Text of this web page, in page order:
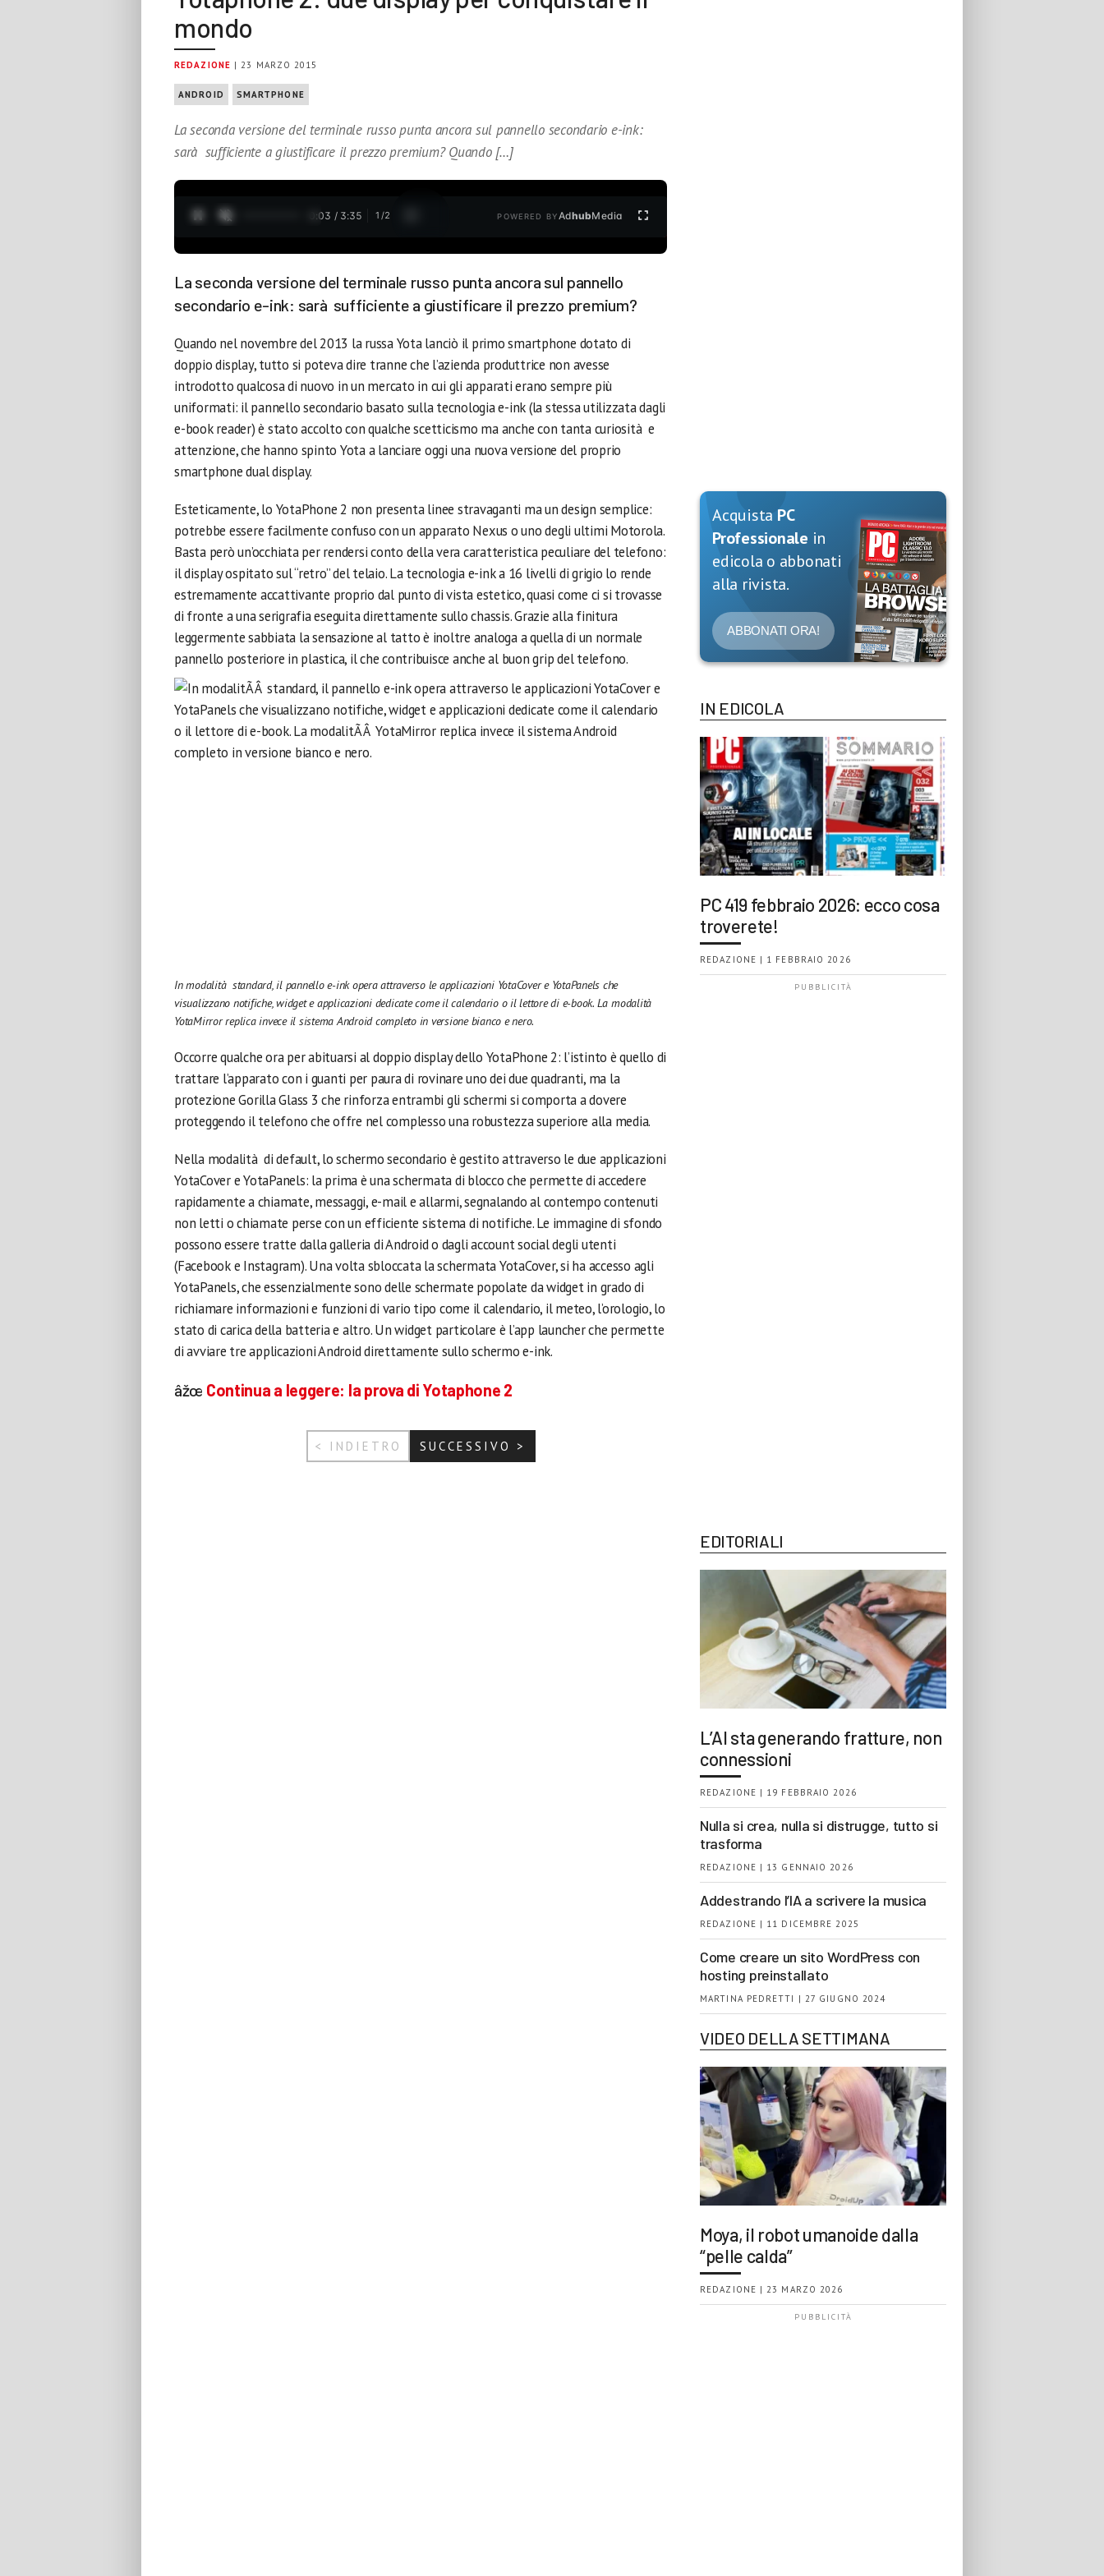
mondo
REDAZIONE | 23 MARZO 2015
ANDROID SMARTPHONE
La seconda versione del terminale russo punta ancora sul pannello secondario e-ink:
sarà sufficiente a giustificare il prezzo premium? Quando […]
0:04 / 3:35 1 /2 POWERED BYAdhubMedia
La seconda versione del terminale russo punta ancora sul pannello
secondario e-ink: sarà sufficiente a giustificare il prezzo premium?
Quando nel novembre del 2013 la russa Yota lanciò il primo smartphone dotato di
doppio display, tutto si poteva dire tranne che l’azienda produttrice non avesse
introdotto qualcosa di nuovo in un mercato in cui gli apparati erano sempre più
uniformati: il pannello secondario basato sulla tecnologia e-ink (la stessa utilizzata dagli
e-book reader) è stato accolto con qualche scetticismo ma anche con tanta curiosità e
attenzione, che hanno spinto Yota a lanciare oggi una nuova versione del proprio
smartphone dual display.
Esteticamente, lo YotaPhone 2 non presenta linee stravaganti ma un design semplice:
potrebbe essere facilmente confuso con un apparato Nexus o uno degli ultimi Motorola.
Basta però un’occhiata per rendersi conto della vera caratteristica peculiare del telefono:
il display ospitato sul “retro” del telaio. La tecnologia e-ink a 16 livelli di grigio lo rende
estremamente accattivante proprio dal punto di vista estetico, quasi come ci si trovasse
di fronte a una serigrafia eseguita direttamente sullo chassis. Grazie alla finitura
leggermente sabbiata la sensazione al tatto è inoltre analoga a quella di un normale
pannello posteriore in plastica, il che contribuisce anche al buon grip del telefono.
In modalità standard, il pannello e-ink opera attraverso le applicazioni YotaCover e YotaPanels che
visualizzano notifiche, widget e applicazioni dedicate come il calendario o il lettore di e-book. La modalità
YotaMirror replica invece il sistema Android completo in versione bianco e nero.
Occorre qualche ora per abituarsi al doppio display dello YotaPhone 2: l’istinto è quello di
trattare l’apparato con i guanti per paura di rovinare uno dei due quadranti, ma la
protezione Gorilla Glass 3 che rinforza entrambi gli schermi si comporta a dovere
proteggendo il telefono che offre nel complesso una robustezza superiore alla media.
Nella modalità di default, lo schermo secondario è gestito attraverso le due applicazioni
YotaCover e YotaPanels: la prima è una schermata di blocco che permette di accedere
rapidamente a chiamate, messaggi, e-mail e allarmi, segnalando al contempo contenuti
non letti o chiamate perse con un efficiente sistema di notifiche. Le immagine di sfondo
possono essere tratte dalla galleria di Android o dagli account social degli utenti
(Facebook e Instagram). Una volta sbloccata la schermata YotaCover, si ha accesso agli
YotaPanels, che essenzialmente sono delle schermate popolate da widget in grado di
richiamare informazioni e funzioni di vario tipo come il calendario, il meteo, l’orologio, lo
stato di carica della batteria e altro. Un widget particolare è l’app launcher che permette
di avviare tre applicazioni Android direttamente sullo schermo e-ink.
âžœ Continua a leggere: la prova di Yotaphone 2
< INDIETRO SUCCESSIVO >
Acquista PC
Professionale in
edicola o abbonati
alla rivista.
ABBONATI ORA!
IN EDICOLA
PC 419 febbraio 2026: ecco cosa
troverete!
REDAZIONE | 1 FEBBRAIO 2026
EDITORIALI
L’AI sta generando fratture, non
connessioni
REDAZIONE | 19 FEBBRAIO 2026
Nulla si crea, nulla si distrugge, tutto si
trasforma
REDAZIONE | 13 GENNAIO 2026
Addestrando l’IA a scrivere la musica
REDAZIONE | 11 DICEMBRE 2025
Come creare un sito WordPress con
hosting preinstallato
MARTINA PEDRETTI | 27 GIUGNO 2024
VIDEO DELLA SETTIMANA
Moya, il robot umanoide dalla
“pelle calda”
REDAZIONE | 23 MARZO 2026